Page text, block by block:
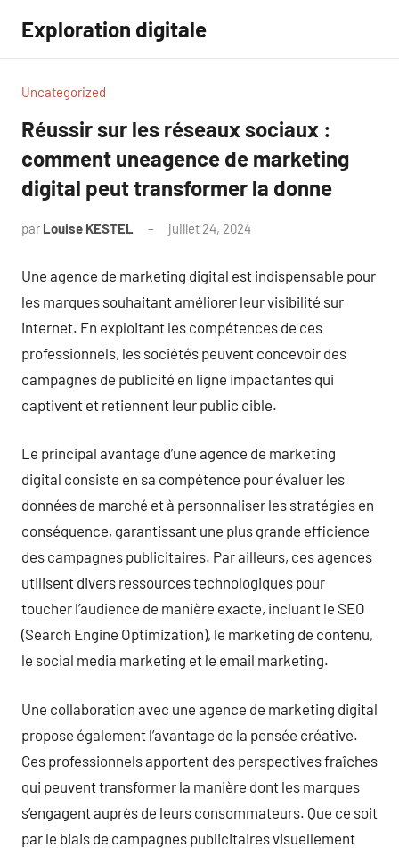
contenu
Exploration digitale
Uncategorized
Réussir sur les réseaux sociaux :
comment uneagence de marketing
digital peut transformer la donne
par Louise KESTEL juillet 24, 2024
Une agence de marketing digital est indispensable pour
les marques souhaitant améliorer leur visibilité sur
internet. En exploitant les compétences de ces
professionnels, les sociétés peuvent concevoir des
campagnes de publicité en ligne impactantes qui
captivent et retiennent leur public cible.
Le principal avantage d’une agence de marketing
digital consiste en sa compétence pour évaluer les
données de marché et à personnaliser les stratégies en
conséquence, garantissant une plus grande efficience
des campagnes publicitaires. Par ailleurs, ces agences
utilisent divers ressources technologiques pour
toucher l’audience de manière exacte, incluant le SEO
(Search Engine Optimization), le marketing de contenu,
le social media marketing et le email marketing.
Une collaboration avec une agence de marketing digital
propose également l’avantage de la pensée créative.
Ces professionnels apportent des perspectives fraîches
qui peuvent transformer la manière dont les marques
s’engagent auprès de leurs consommateurs. Que ce soit
par le biais de campagnes publicitaires visuellement